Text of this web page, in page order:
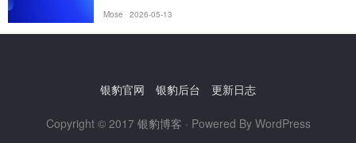
Mose 2026-05-13
银豹官网 银豹后台 更新日志
Copyright © 2017 银豹博客 · Powered By WordPress